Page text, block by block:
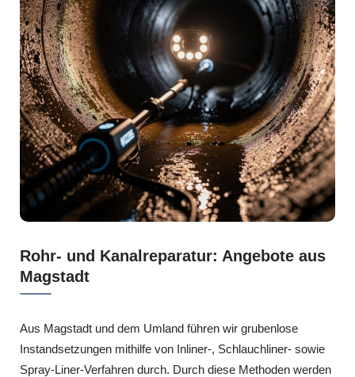
Rohr- und Kanalreparatur: Angebote aus
Magstadt
Aus Magstadt und dem Umland führen wir grubenlose
Instandsetzungen mithilfe von Inliner-, Schlauchliner- sowie
Spray-Liner-Verfahren durch. Durch diese Methoden werden